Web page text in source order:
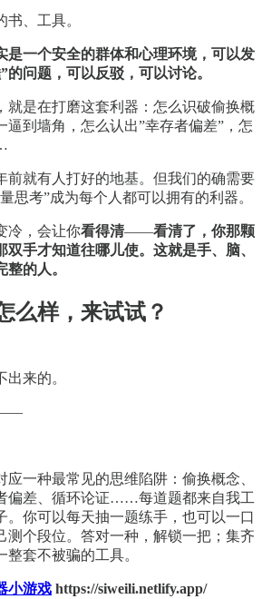
、工具。
是一个安全的群体和心理环境，可以发
的问题，可以反驳，可以讨论。
就是在打磨这套利器：怎么识破偷换概
逼到墙角，怎么认出”幸存者偏差”，怎
前就有人打好的地基。但我们的确需要
思考”成为每个人都可以拥有的利器。
冷，会让你看得清——看清了，你那颗
手才知道往哪儿使。这就是手、脑、
的人。
么样，来试试？
来的。
——
应一种最常见的思维陷阱：偷换概念、
偏差、循环论证……每道题都来自我工
。你可以每天抽一题练手，也可以一口
测个段位。答对一种，解锁一把；集齐
套不被骗的工具。
小游戏 https://siweili.netlify.app/